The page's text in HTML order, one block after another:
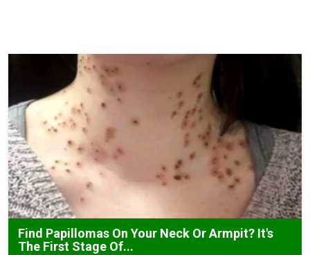
Find Papillomas On Your Neck Or Armpit? It's
The First Stage Of...